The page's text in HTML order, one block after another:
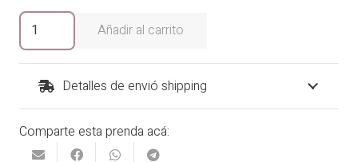
era:
Entero
Milonga
cantidad
Añadir al carrito
Detalles de envió shipping
Comparte esta prenda acá: